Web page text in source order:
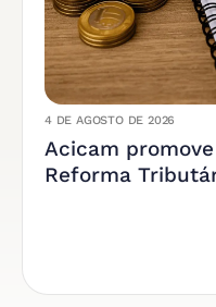
4 DE AGOSTO DE 2026
Acicam
Reforma